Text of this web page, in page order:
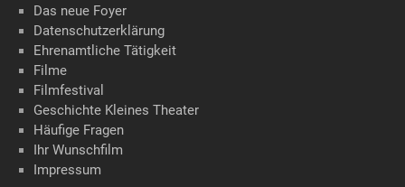
Das neue Foyer
Datenschutzerklärung
Ehrenamtliche Tätigkeit
Filme
Filmfestival
Geschichte Kleines Theater
Häufige Fragen
Ihr Wunschfilm
Impressum